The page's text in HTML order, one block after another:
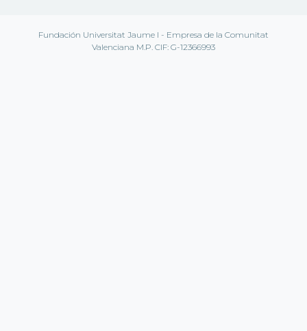
Fundación Universitat Jaume I - Empresa de la Comunitat
Valenciana M.P. CIF: G-12366993